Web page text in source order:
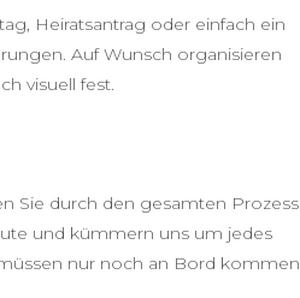
Heiratsantrag oder einfach ein
Auf Wunsch organisieren
visuell fest.
Sie durch den gesamten Prozess.
und kümmern uns um jedes
nur noch an Bord kommen